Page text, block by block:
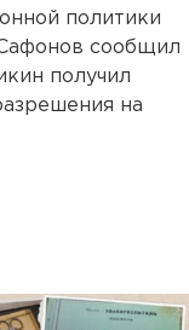
политики
сообщил
получил
на